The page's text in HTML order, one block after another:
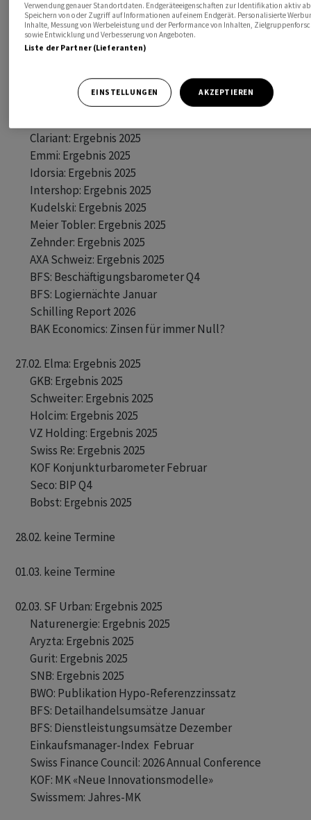
26.02. Bystronic: Ergebnis 2025
       Medmix: Ergebnis 2025
       Sulzer: Ergebnis 2025
       Rieter: Ergebnis 2025
       Alpiq: Ergebnis 2025
       Clariant: Ergebnis 2025
       Emmi: Ergebnis 2025
       Idorsia: Ergebnis 2025
       Intershop: Ergebnis 2025
       Kudelski: Ergebnis 2025
       Meier Tobler: Ergebnis 2025
       Zehnder: Ergebnis 2025
       AXA Schweiz: Ergebnis 2025
       BFS: Beschäftigungsbarometer Q4
       BFS: Logiernächte Januar
       Schilling Report 2026
       BAK Economics: Zinsen für immer Null?
27.02. Elma: Ergebnis 2025
       GKB: Ergebnis 2025
       Schweiter: Ergebnis 2025
       Holcim: Ergebnis 2025
       VZ Holding: Ergebnis 2025
       Swiss Re: Ergebnis 2025
       KOF Konjunkturbarometer Februar
       Seco: BIP Q4
       Bobst: Ergebnis 2025
28.02. keine Termine
01.03. keine Termine
02.03. SF Urban: Ergebnis 2025
       Naturenergie: Ergebnis 2025
       Aryzta: Ergebnis 2025
       Gurit: Ergebnis 2025
       SNB: Ergebnis 2025
       BWO: Publikation Hypo-Referenzzinssatz
       BFS: Detailhandelsumsätze Januar
       BFS: Dienstleistungsumsätze Dezember
       Einkaufsmanager-Index  Februar
       Swiss Finance Council: 2026 Annual Conference
       KOF: MK «Neue Innovationsmodelle»
       Swissmem: Jahres-MK
Verwendung genauer Standortdaten. Endgeräteeigenschaften zur Identifikation aktiv
Speichern von oder Zugriff auf Informationen auf einem Endgerät. Personalisierte
Inhalte, Messung von Werbeleistung und der Performance von Inhalten,
sowie Entwicklung und Verbesserung von Angeboten.
Liste der Partner (Lieferanten)
EINSTELLUNGEN AKZEPTIEREN